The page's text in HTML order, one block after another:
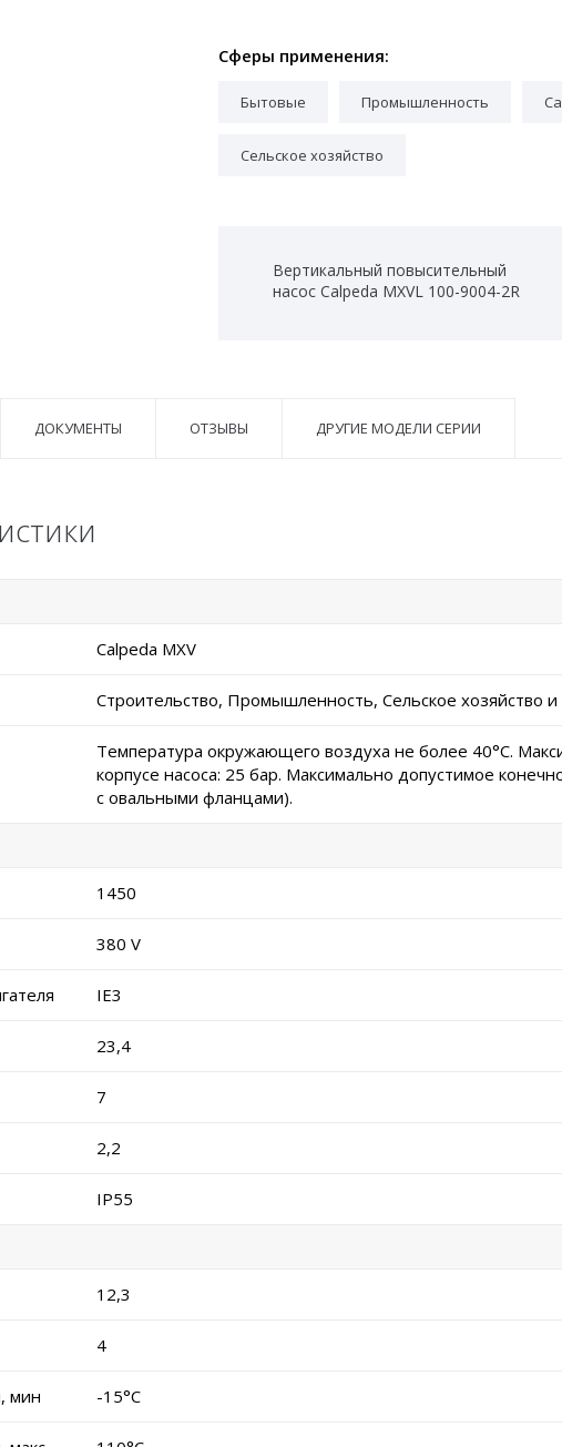
Сферы применения:
Бытовые Промышленность
Сельское хозяйство
Вертикальный повысительный
насос Calpeda MXVL 100-9004-2R
ДОКУМЕНТЫ ОТЗЫВЫ ДРУГИЕ МОДЕЛИ СЕРИИ
Calpeda MXV
Строительство, Промышленность, Сельское хозяйство
Температура окружающего воздуха не более 40°C.
корпусе насоса: 25 бар. Максимально допустимое
с овальными фланцами).
1450
380 V
IE3
23,4
7
2,2
IP55
12,3
4
мин -15°C